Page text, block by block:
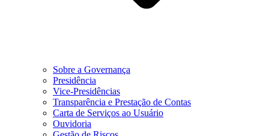
Sobre a Governança
Presidência
Vice-Presidências
Transparência e Prestação de Contas
Carta de Serviços ao Usuário
Ouvidoria